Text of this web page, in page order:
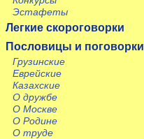
Эстафеты
Легкие скороговорки
Пословицы и поговорки
Грузинские
Еврейские
Казахские
О дружбе
О Москве
О Родине
О труде